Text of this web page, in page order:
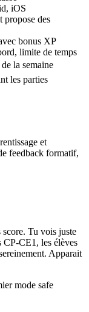
iOS
propose des
bonus XP
limite de temps
la semaine
les parties
et
feedback formatif,
score. Tu vois juste
CP-CE1, les élèves
Apparait
mode safe